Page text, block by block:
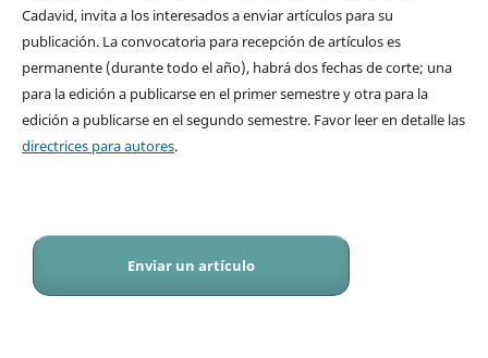
Cadavid, invita a los interesados a enviar artículos para su
publicación. La convocatoria para recepción de artículos es
permanente (durante todo el año), habrá dos fechas de corte; una
para la edición a publicarse en el primer semestre y otra para la
edición a publicarse en el segundo semestre. Favor leer en detalle las
directrices para autores.
Enviar un artículo